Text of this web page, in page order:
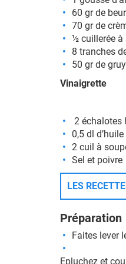
60 gr de
70 gr de
½ cuillerée à
8 tranches
50 gr de
Vinaigrette
2 échalotes
0,5 dl d’huile
2 cuil à
Sel et poivre
LES
Préparation
Faites lever
Epluchez et